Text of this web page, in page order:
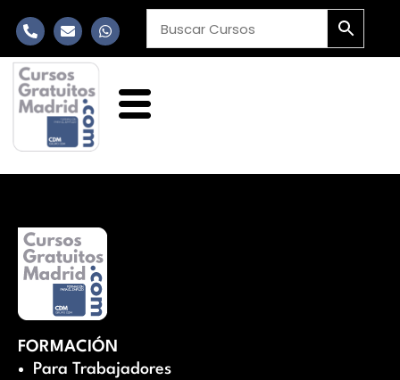
FORMACIÓN
Para Trabajadores